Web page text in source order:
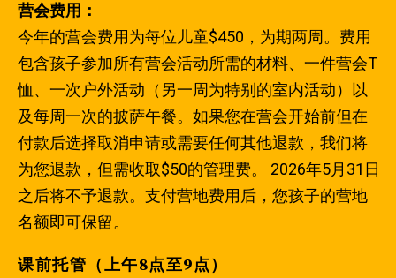
营会费用：
今年的营会费用为每位儿童$450，为期两周。费用
包含孩子参加所有营会活动所需的材料、一件营会T
恤、一次户外活动（另一周为特别的室内活动）以
及每周一次的披萨午餐。如果您在营会开始前但在
付款后选择取消申请或需要任何其他退款，我们将
为您退款，但需收取$50的管理费。 2026年5月31日
之后将不予退款。支付营地费用后，您孩子的营地
名额即可保留。
课前托管（上午8点至9点）